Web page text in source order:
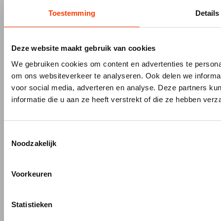
Toestemming Details
Deze website maakt gebruik van cookies
We gebruiken cookies om content en advertenties te
om ons websiteverkeer te analyseren. Ook delen we
voor social media, adverteren en analyse. Deze partners
informatie die u aan ze heeft verstrekt of die ze hebben
Noodzakelijk
Voorkeuren
Statistieken
Over Hermeta
Kenniscentrum
PRODUCTEN
Bouw- en meubelbeslag
Garderobes & zitbanken
Lockers & garderobekasten
Sanitaire scheidingswanden
MERKEN
Gardelux
HerboLock
HerboKern
HerboTop
ALUMINIUM OP MAAT
Engineering en 3D tekenen
Aluminium nabewerking